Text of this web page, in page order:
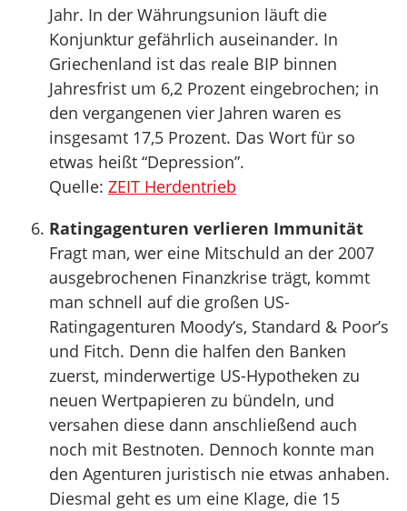
Jahr. In der Währungsunion läuft die
Konjunktur gefährlich auseinander. In
Griechenland ist das reale BIP binnen
Jahresfrist um 6,2 Prozent eingebrochen; in
den vergangenen vier Jahren waren es
insgesamt 17,5 Prozent. Das Wort für so
etwas heißt “Depression”.
Quelle: ZEIT Herdentrieb
Ratingagenturen verlieren Immunität
Fragt man, wer eine Mitschuld an der 2007
ausgebrochenen Finanzkrise trägt, kommt
man schnell auf die großen US-
Ratingagenturen Moody’s, Standard & Poor’s
und Fitch. Denn die halfen den Banken
zuerst, minderwertige US-Hypotheken zu
neuen Wertpapieren zu bündeln, und
versahen diese dann anschließend auch
noch mit Bestnoten. Dennoch konnte man
den Agenturen juristisch nie etwas anhaben.
Diesmal geht es um eine Klage, die 15